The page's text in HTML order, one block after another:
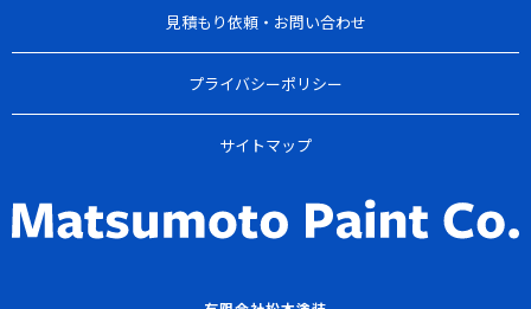
見積もり依頼・お問い合わせ
プライバシーポリシー
サイトマップ